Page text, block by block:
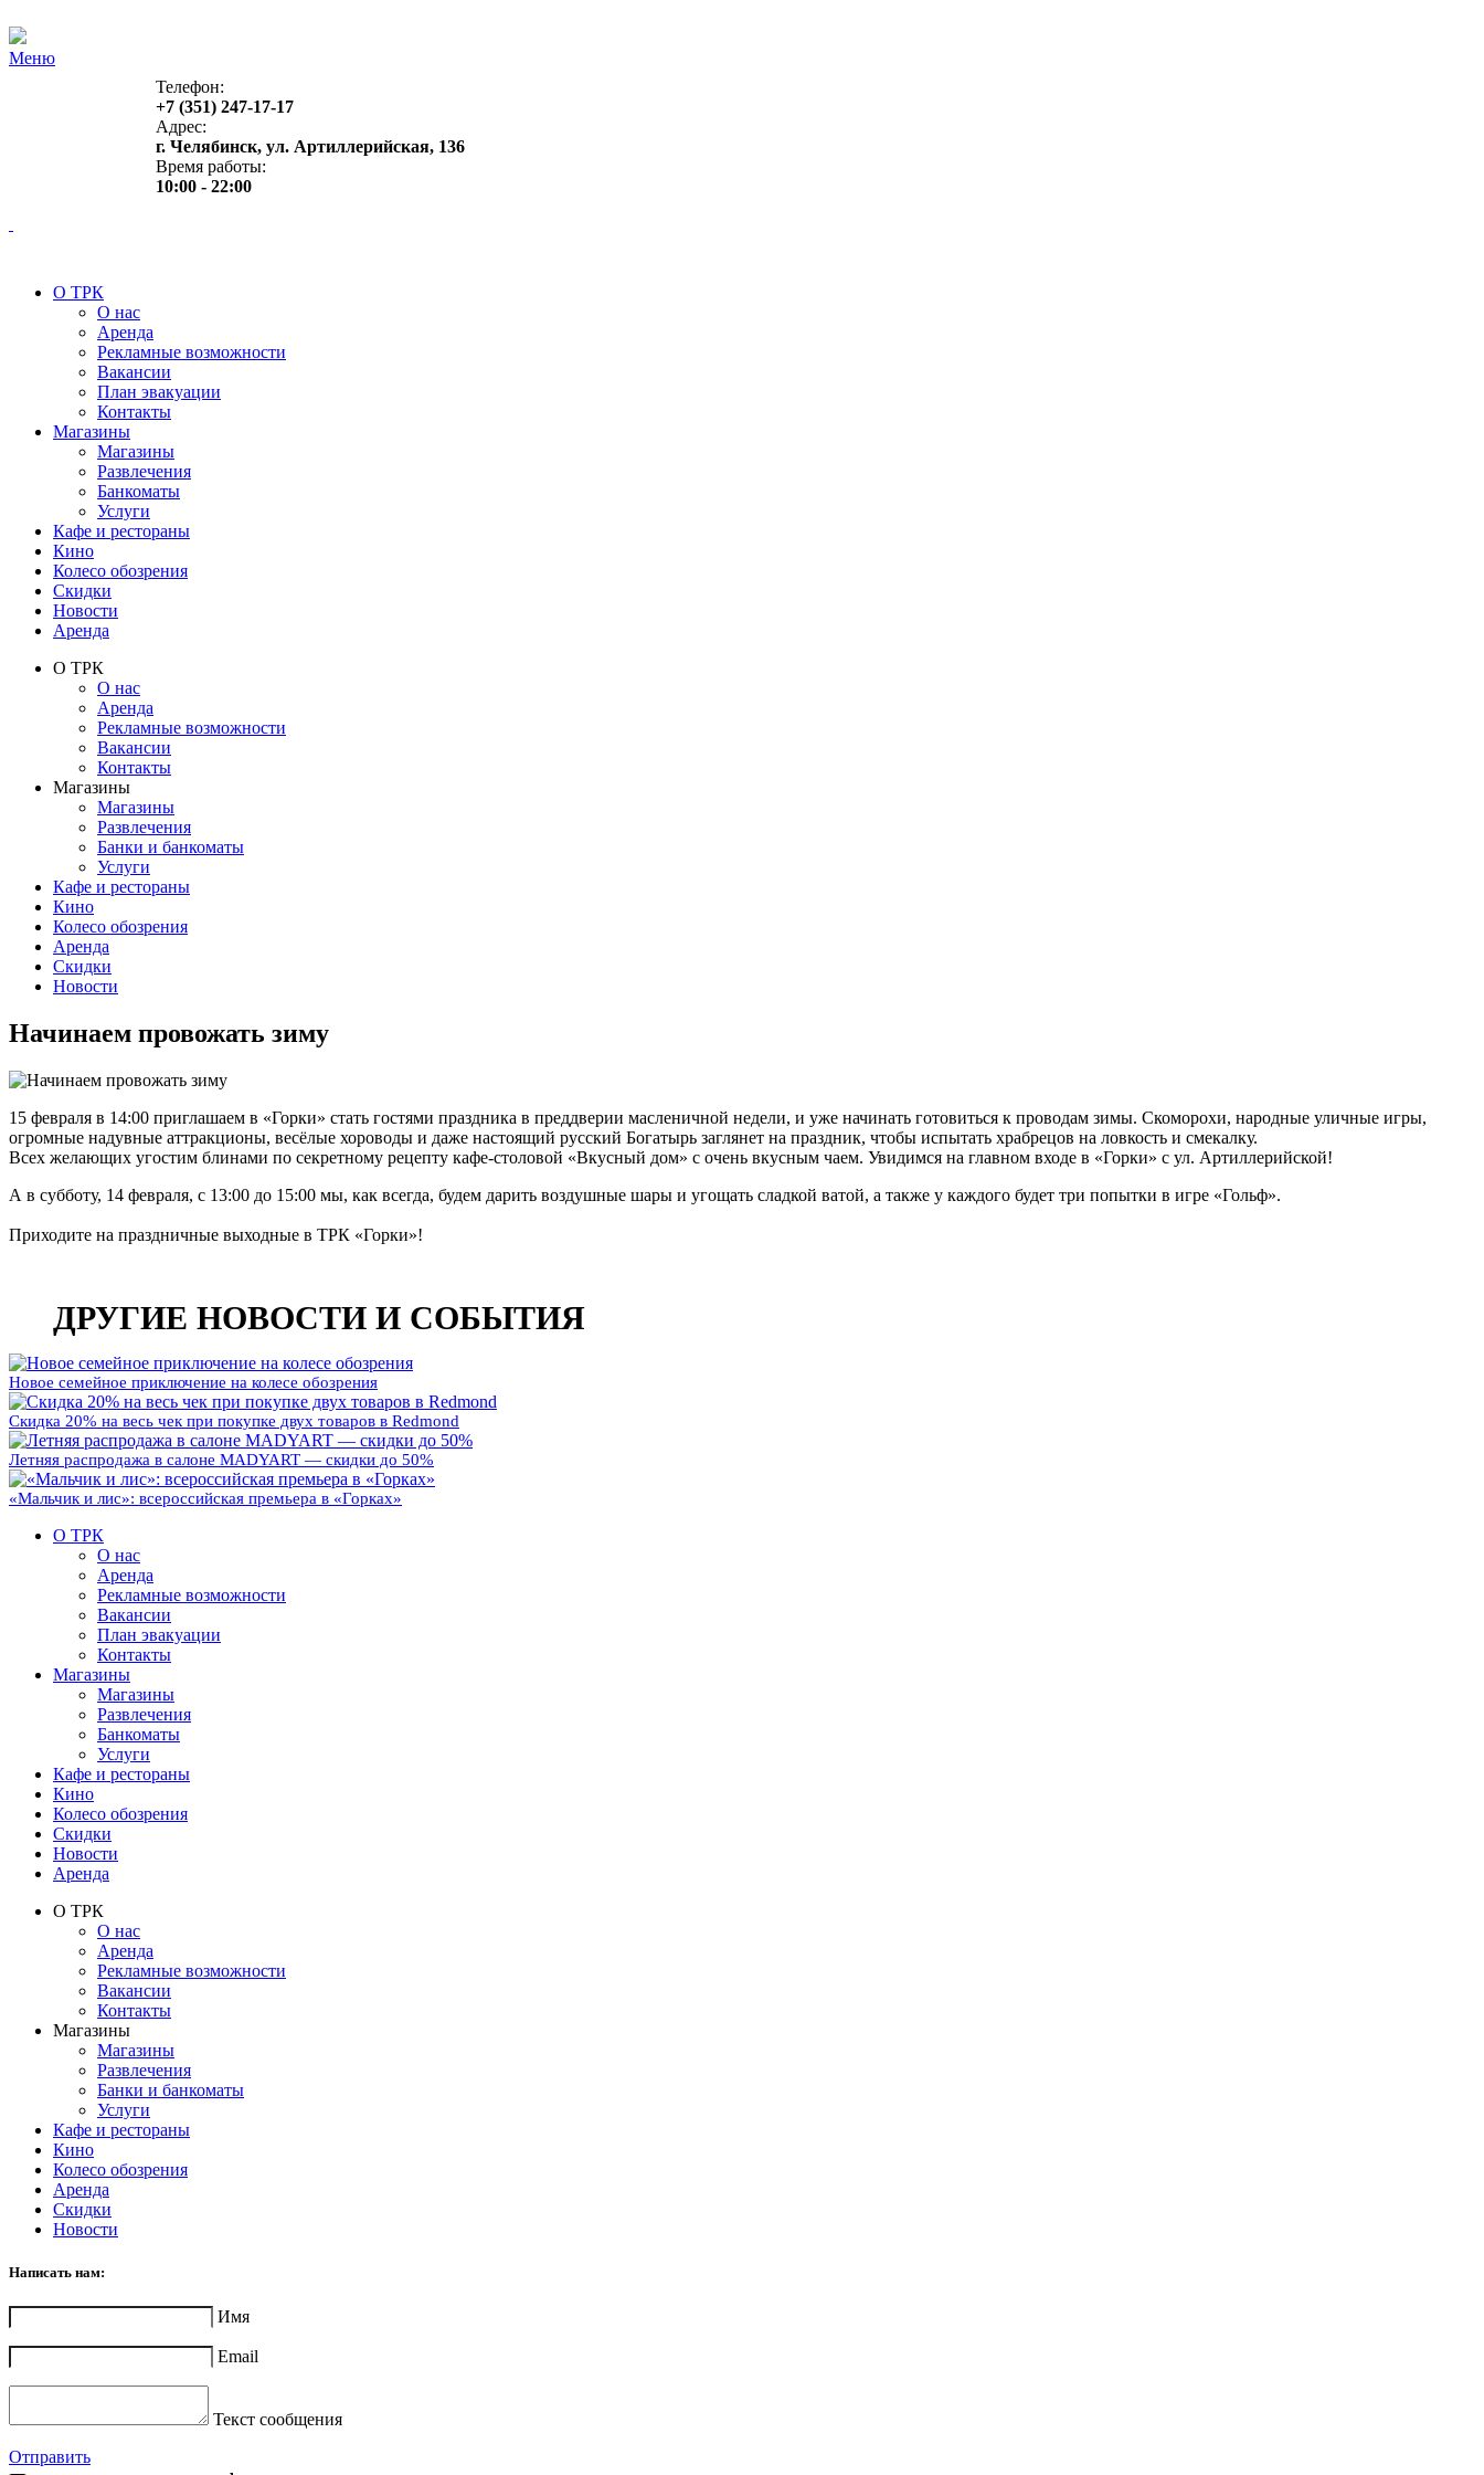
Меню
Телефон:
+7 (351) 247-17-17
Адрес:
г. Челябинск, ул. Артиллерийская, 136
Время работы:
10:00 - 22:00
О ТРК
О нас
Аренда
Рекламные возможности
Вакансии
План эвакуации
Контакты
Магазины
Магазины
Развлечения
Банкоматы
Услуги
Кафе и рестораны
Кино
Колесо обозрения
Скидки
Новости
Аренда
О ТРК
О нас
Аренда
Рекламные возможности
Вакансии
Контакты
Магазины
Магазины
Развлечения
Банки и банкоматы
Услуги
Кафе и рестораны
Кино
Колесо обозрения
Аренда
Скидки
Новости
Начинаем провожать зиму
15 февраля в 14:00 приглашаем в «Горки» стать гостями праздника в преддверии масленичной недели, и уже начинать готовиться к проводам зимы. Скоморохи, народные уличные игры,
огромные надувные аттракционы, весёлые хороводы и даже настоящий русский Богатырь заглянет на праздник, чтобы испытать храбрецов на ловкость и смекалку.
Всех желающих угостим блинами по секретному рецепту кафе-столовой «Вкусный дом» с очень вкусным чаем. Увидимся на главном входе в «Горки» с ул. Артиллерийской!
А в субботу, 14 февраля, с 13:00 до 15:00 мы, как всегда, будем дарить воздушные шары и угощать сладкой ватой, а также у каждого будет три попытки в игре «Гольф».
Приходите на праздничные выходные в ТРК «Горки»!
ДРУГИЕ НОВОСТИ И СОБЫТИЯ
Новое семейное приключение на колесе обозрения
Скидка 20% на весь чек при покупке двух товаров в Redmond
Летняя распродажа в салоне MADYART — скидки до 50%
«Мальчик и лис»: всероссийская премьера в «Горках»
О ТРК
О нас
Аренда
Рекламные возможности
Вакансии
План эвакуации
Контакты
Магазины
Магазины
Развлечения
Банкоматы
Услуги
Кафе и рестораны
Кино
Колесо обозрения
Скидки
Новости
Аренда
О ТРК
О нас
Аренда
Рекламные возможности
Вакансии
Контакты
Магазины
Магазины
Развлечения
Банки и банкоматы
Услуги
Кафе и рестораны
Кино
Колесо обозрения
Аренда
Скидки
Новости
Написать нам:
Имя
Email
Текст сообщения
Отправить